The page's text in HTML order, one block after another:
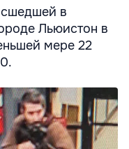
в
Льюистон в
мере 22